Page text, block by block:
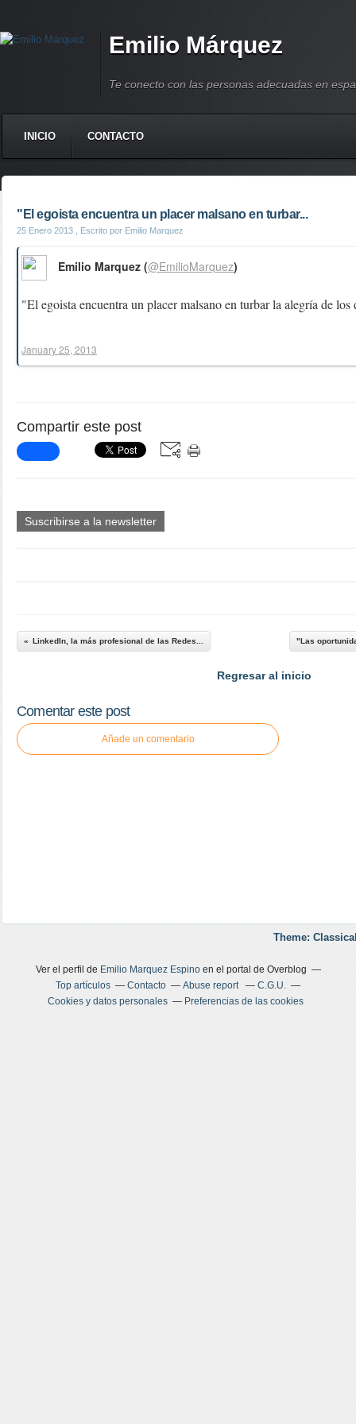
Emilio Márquez
Te conecto con las personas adecuadas en
INICIO CONTACTO
"El egoista encuentra un placer malsano en turbar...
25 Enero 2013 , Escrito por Emilio Marquez
"El egoista encuentra un placer malsano en turbar la alegría de los
Emilio Marquez (@EmilioMarquez)
January 25, 2013
Compartir este post
Suscribirse a la newsletter
LinkedIn, la más profesional de las Redes... "Las
Regresar al inicio
Comentar este post
Añade un comentario
Theme:
Ver el perfil de Emilio Marquez Espinoen el portal de Overblog
Top artículos
Contacto Abuse report
C.G.U.
Cookies y datos personales
Preferencias de las cookies